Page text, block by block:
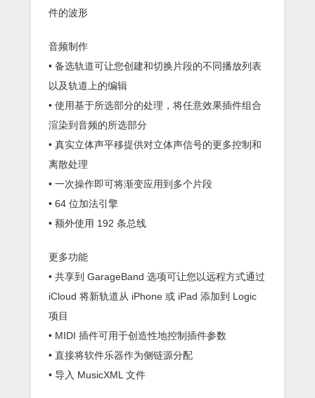
件的波形
音频制作
• 备选轨道可让您创建和切换片段的不同播放列表
以及轨道上的编辑
• 使用基于所选部分的处理，将任意效果插件组合
渲染到音频的所选部分
• 真实立体声平移提供对立体声信号的更多控制和
离散处理
• 一次操作即可将渐变应用到多个片段
• 64 位加法引擎
• 额外使用 192 条总线
更多功能
• 共享到 GarageBand 选项可让您以远程方式通过
iCloud 将新轨道从 iPhone 或 iPad 添加到 Logic
项目
• MIDI 插件可用于创造性地控制插件参数
• 直接将软件乐器作为侧链源分配
• 导入 MusicXML 文件